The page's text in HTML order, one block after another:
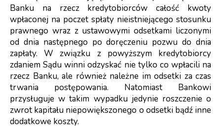
Banku na rzecz kredytobiorców całość kwoty
wpłaconej na poczet spłaty nieistniejącego stosunku
prawnego wraz z ustawowymi odsetkami liczonymi
od dnia następnego po doręczeniu pozwu do dnia
zapłaty. W związku z powyższym kredytobiorcy
zdaniem Sądu winni odzyskać nie tylko co wpłacili na
rzecz Banku, ale również należne im odsetki za czas
trwania postępowania. Natomiast Bankowi
przysługuje w takim wypadku jedynie roszczenie o
zwrot kapitału niepowiększonego o odsetki bądź inne
dodatkowe koszty.